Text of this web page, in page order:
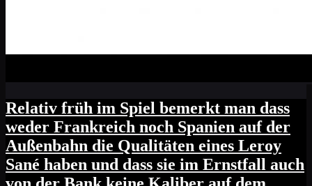
Relativ früh im Spiel bemerkt man dass
weder Frankreich noch Spanien auf der
Außenbahn die Qualitäten eines Leroy
Sané haben und dass sie im Ernstfall auch